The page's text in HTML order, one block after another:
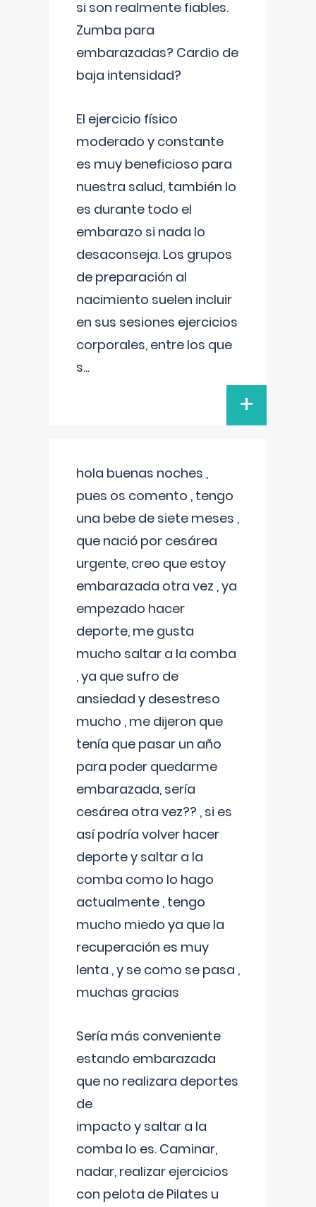
si son realmente fiables.
Zumba para
embarazadas? Cardio de
baja intensidad?
El ejercicio físico
moderado y constante
es muy beneficioso para
nuestra salud, también lo
es durante todo el
embarazo si nada lo
desaconseja. Los grupos
de preparación al
nacimiento suelen incluir
en sus sesiones ejercicios
corporales, entre los que
s...
+
hola buenas noches ,
pues os comento , tengo
una bebe de siete meses ,
que nació por cesárea
urgente, creo que estoy
embarazada otra vez , ya
empezado hacer
deporte, me gusta
mucho saltar a la comba
, ya que sufro de
ansiedad y desestreso
mucho , me dijeron que
tenía que pasar un año
para poder quedarme
embarazada, sería
cesárea otra vez?? , si es
así podría volver hacer
deporte y saltar a la
comba como lo hago
actualmente , tengo
mucho miedo ya que la
recuperación es muy
lenta , y se como se pasa ,
muchas gracias
Sería más conveniente
estando embarazada
que no realizara deportes
de
impacto y saltar a la
comba lo es. Caminar,
nadar, realizar ejercicios
con pelota de Pilates u